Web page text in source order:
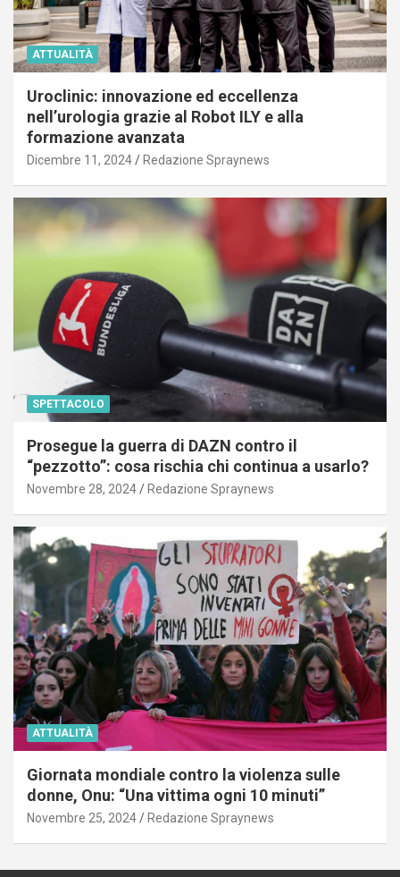
ATTUALITÀ
Uroclinic: innovazione ed eccellenza
nell’urologia grazie al Robot ILY e alla
formazione avanzata
Dicembre 11, 2024 Redazione Spraynews
SPETTACOLO
Prosegue la guerra di DAZN contro il
“pezzotto”: cosa rischia chi continua a usarlo?
Novembre 28, 2024 Redazione Spraynews
ATTUALITÀ
Giornata mondiale contro la violenza sulle
donne, Onu: “Una vittima ogni 10 minuti”
Novembre 25, 2024 Redazione Spraynews